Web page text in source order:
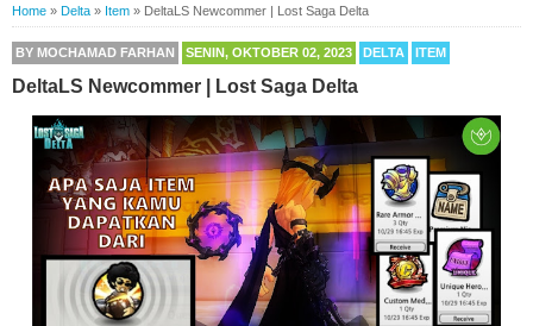
Home » Delta » Item » DeltaLS Newcommer | Lost Saga Delta
BY MOCHAMAD FARHAN SENIN, OKTOBER 02, 2023 DELTA ITEM
DeltaLS Newcommer | Lost Saga Delta